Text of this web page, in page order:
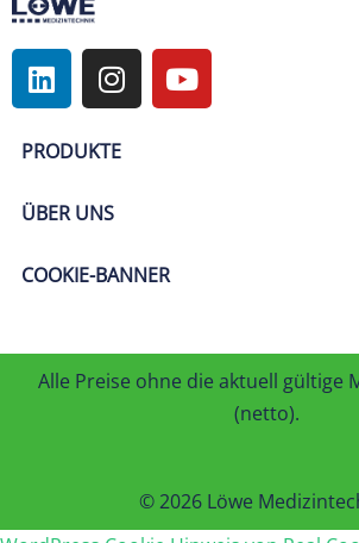
PRODUKTE
ÜBER UNS
COOKIE-BANNER
Alle Preise ohne die aktuell gültige
(netto).
© 2026 Löwe